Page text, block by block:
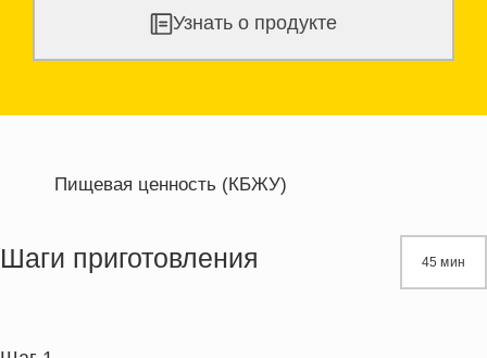
Узнать о продукте
Пищевая ценность (КБЖУ)
Жиры
Шаги приготовления 45 мин